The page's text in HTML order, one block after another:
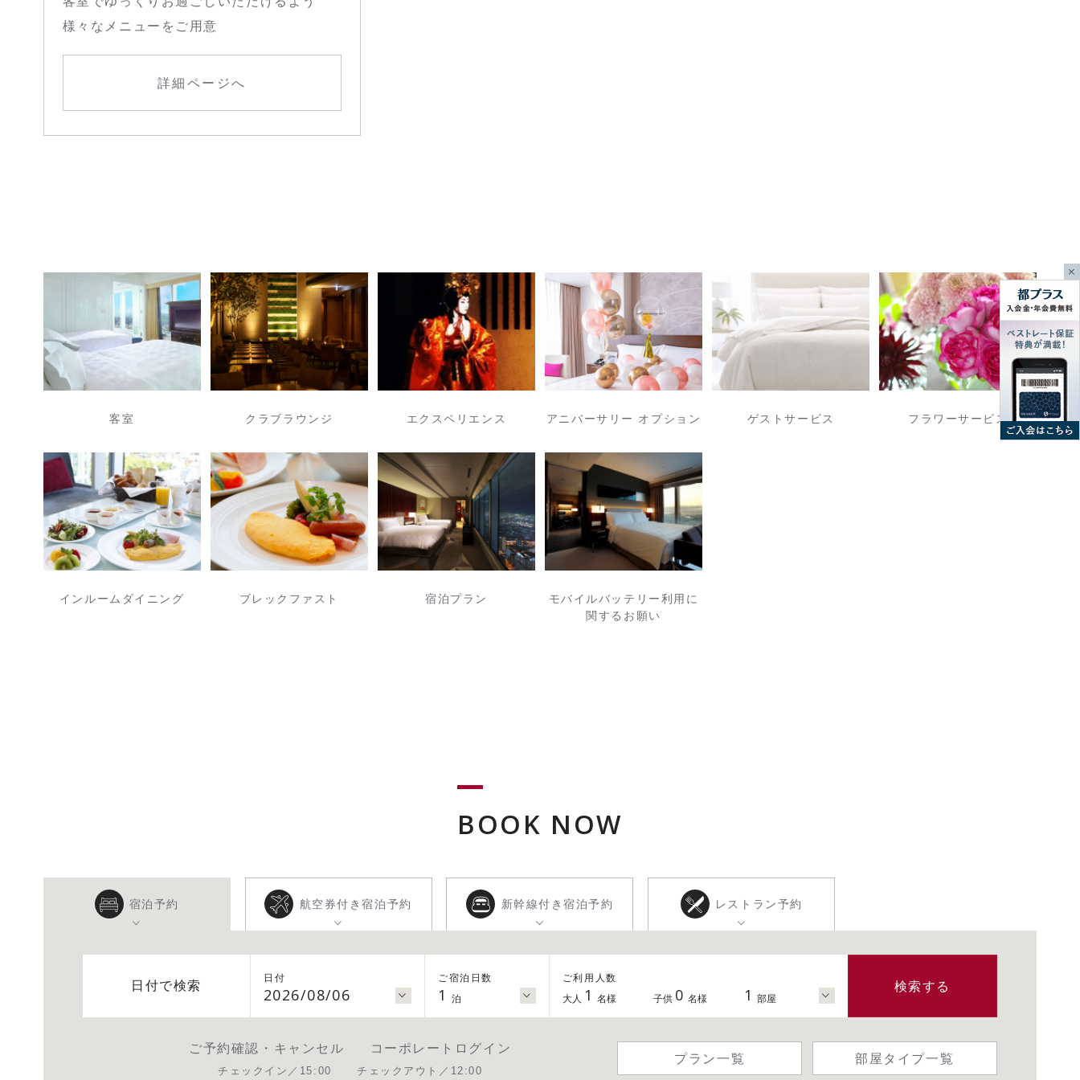
様々なメニューをご用意
詳細ページへ
客室 クラブラウンジ エクスペリエンス アニバーサリー オプション ゲストサービス フラワーサービス
インルームダイニング ブレックファスト 宿泊プラン
モバイルバッテリー利用に
関するお願い
BOOK NOW
宿泊予約 航空券付き宿泊予約 新幹線付き宿泊予約 レストラン予約
日付で検索
日付
2026/08/06
ご宿泊日数
1 泊
ご利用人数
大人 1 名様 子供 0 名様 1 部屋
検索する
プラン一覧 部屋タイプ一覧
ご予約確認・キャンセル コーポレートログイン
チェックイン／15:00 チェックアウト／12:00